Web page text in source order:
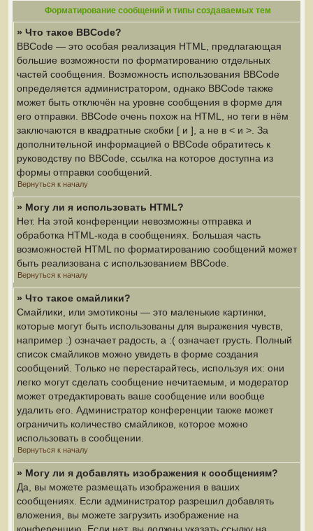
Форматирование сообщений и типы создаваемых тем
» Что такое BBCode?
BBCode — это особая реализация HTML, предлагающая
большие возможности по форматированию отдельных
частей сообщения. Возможность использования BBCode
определяется администратором, однако BBCode также
может быть отключён на уровне сообщения в форме для
его отправки. BBCode очень похож на HTML, но теги в нём
заключаются в квадратные скобки [ и ], а не в < и >. За
дополнительной информацией о BBCode обратитесь к
руководству по BBCode, ссылка на которое доступна из
формы отправки сообщений.
Вернуться к началу
» Могу ли я использовать HTML?
Нет. На этой конференции невозможны отправка и
обработка HTML-кода в сообщениях. Большая часть
возможностей HTML по форматированию сообщений может
быть реализована с использованием BBCode.
Вернуться к началу
» Что такое смайлики?
Смайлики, или эмотиконы — это маленькие картинки,
которые могут быть использованы для выражения чувств,
например :) означает радость, а :( означает грусть. Полный
список смайликов можно увидеть в форме создания
сообщений. Только не перестарайтесь, используя их: они
легко могут сделать сообщение нечитаемым, и модератор
может отредактировать ваше сообщение или вообще
удалить его. Администратор конференции также может
ограничить количество смайликов, которое можно
использовать в сообщении.
Вернуться к началу
» Могу ли я добавлять изображения к сообщениям?
Да, вы можете размещать изображения в ваших
сообщениях. Если администратор разрешил добавлять
вложения, вы можете загрузить изображение на